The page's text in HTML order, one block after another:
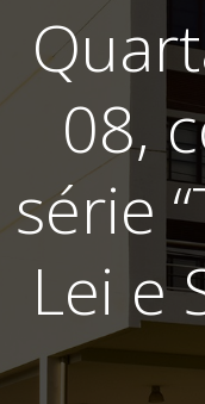
08,
série
Lei e